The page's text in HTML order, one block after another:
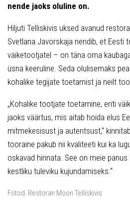
nende jaoks oluline on.
Hiljuti Telliskivis uksed avanud
Svetlana Javorskaja nendib, et Eesti
väiketootjatel – on täna oma
üsna keeruline. Seda olulisemaks
kohalike tegijate toetamist ja neilt
„Kohalike tootjate toetamine, eriti
jaoks väärtus, mis aitab hoida elus
mitmekesisust ja autentsust,“
tooraine pakub nii kvaliteeti kui ka
oskavad hinnata. See on meie
kestliku tuleviku kujundamiseks.“
Fotod: Restoran Moon Telliskivis